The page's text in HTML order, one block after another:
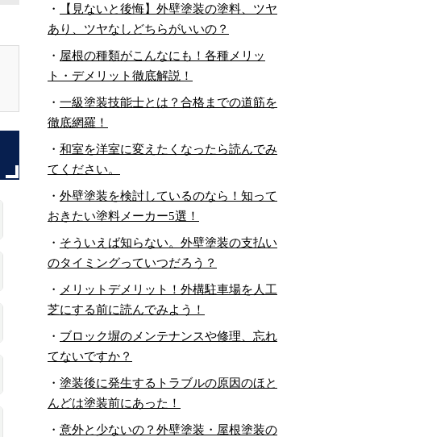
・
【見ないと後悔】外壁塗装の塗料、ツヤ
あり、ツヤなしどちらがいいの？
・ 屋根の種類がこんなにも！各種メリッ
ト・デメリット徹底解説！
・ 一級塗装技能士とは？合格までの道筋を
徹底網羅！
・ 和室を洋室に変えたくなったら読んでみ
てください。
・ 外壁塗装を検討しているのなら！知って
おきたい塗料メーカー5選！
・ そういえば知らない。外壁塗装の支払い
のタイミングっていつだろう？
・ メリットデメリット！外構駐車場を人工
芝にする前に読んでみよう！
・ ブロック塀のメンテナンスや修理、忘れ
てないですか？
・ 塗装後に発生するトラブルの原因のほと
んどは塗装前にあった！
・ 意外と少ないの？外壁塗装・屋根塗装の